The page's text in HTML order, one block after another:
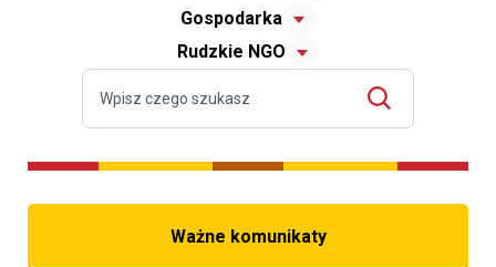
Gospodarka
Rudzkie NGO
Ważne komunikaty